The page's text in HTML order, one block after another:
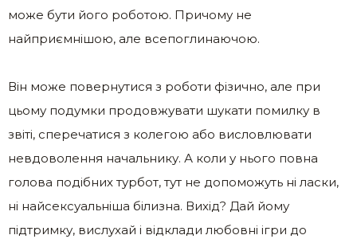
може бути його роботою. Причому не
найприємнішою, але всепоглинаючою.
Він може повернутися з роботи фізично, але при
цьому подумки продовжувати шукати помилку в
звіті, сперечатися з колегою або висловлювати
невдоволення начальнику. А коли у нього повна
голова подібних турбот, тут не допоможуть ні ласки,
ні найсексуальніша білизна. Вихід? Дай йому
підтримку, вислухай і відклади любовні ігри до